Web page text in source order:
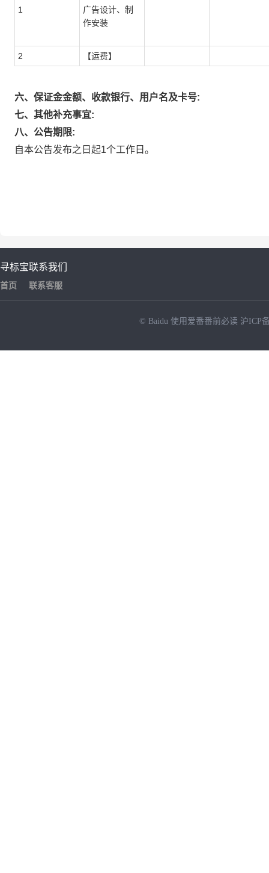
1
广告设计、制
作安装
2 【运费】
六、保证金金额、收款银行、用户名及卡号:
七、其他补充事宜:
八、公告期限:
自本公告发布之日起1个工作日。
寻标宝
首页
联系我们
联系客服
© Baidu 使用爱番番前必读 沪ICP